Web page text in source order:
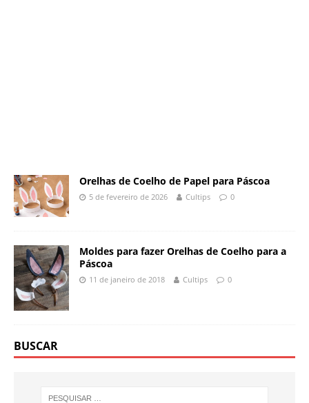
Orelhas de Coelho de Papel para Páscoa
5 de fevereiro de 2026 Cultips 0
Moldes para fazer Orelhas de Coelho para a
Páscoa
11 de janeiro de 2018 Cultips 0
BUSCAR